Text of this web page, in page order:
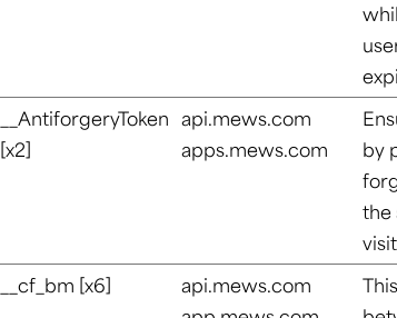
__AntiforgeryToken
[x2]
api.mews.com
apps.mews.com
by
the
__cf_bm [x6]
api.mews.com